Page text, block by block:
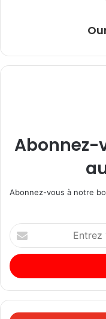
Abonnez-
Abonnez-vous à notre
Entrez
votre
adresse
Email